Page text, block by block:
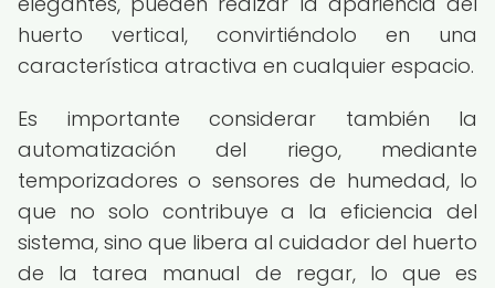
huerto vertical, convirtiéndolo en una
característica atractiva en cualquier espacio.
Es importante considerar también la
automatización del riego, mediante
temporizadores o sensores de humedad, lo
que no solo contribuye a la eficiencia del
sistema, sino que libera al cuidador del huerto
de la tarea manual de regar, lo que es